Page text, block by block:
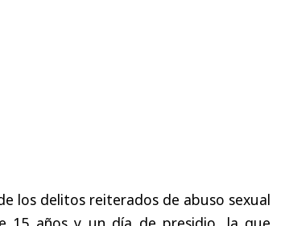
los delitos reiterados de abuso sexual